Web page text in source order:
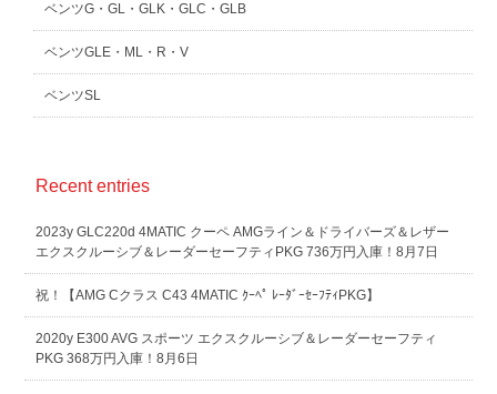
ベンツG・GL・GLK・GLC・GLB
ベンツGLE・ML・R・V
ベンツSL
Recent entries
2023y GLC220d 4MATIC クーペ AMGライン＆ドライバーズ＆レザー
エクスクルーシブ＆レーダーセーフティPKG 736万円入庫！8月7日
祝！【AMG Cクラス C43 4MATIC ｸｰﾍﾟ ﾚｰﾀﾞｰｾｰﾌﾃｨPKG】
2020y E300 AVG スポーツ エクスクルーシブ＆レーダーセーフティ
PKG 368万円入庫！8月6日